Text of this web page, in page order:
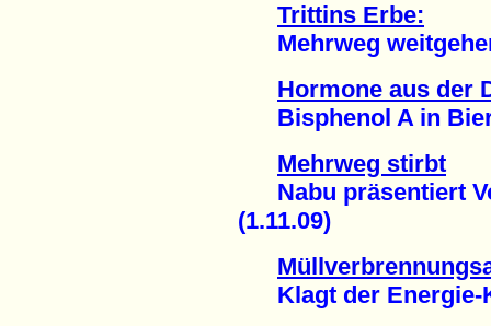
Trittins Erbe:
Mehrweg
Hormone aus der
Bisphenol A in Bier
Mehrweg stirbt
Nabu präsentiert
(1.11.09)
Klagt der Energie-